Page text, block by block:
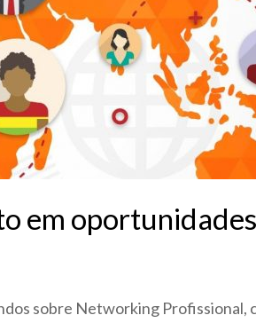
em oportunidades
sobre Networking Profissional,